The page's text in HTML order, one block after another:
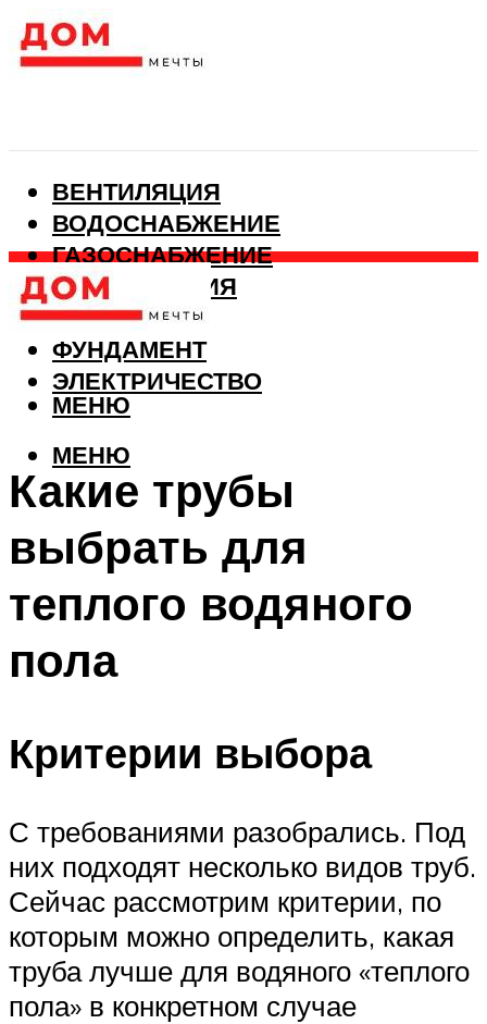
ВЕНТИЛЯЦИЯ
ВОДОСНАБЖЕНИЕ
ГАЗОСНАБЖЕНИЕ
КАНАЛИЗАЦИЯ
ОТОПЛЕНИЕ
ФУНДАМЕНТ
ЭЛЕКТРИЧЕСТВО
МЕНЮ
МЕНЮ
Какие трубы
выбрать для
теплого водяного
пола
Критерии выбора
С требованиями разобрались. Под
них подходят несколько видов труб.
Сейчас рассмотрим критерии, по
которым можно определить, какая
труба лучше для водяного «теплого
пола» в конкретном случае